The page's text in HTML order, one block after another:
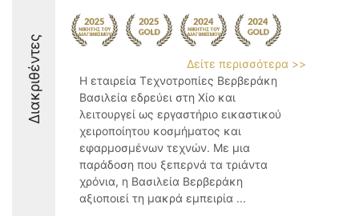
Διακριθέντες
Δείτε περισσότερα >>
Η εταιρεία Τεχνοτροπίες Βερβεράκη
Βασιλεία εδρεύει στη Χίο και
λειτουργεί ως εργαστήριο εικαστικού
χειροποίητου κοσμήματος και
εφαρμοσμένων τεχνών. Με μια
παράδοση που ξεπερνά τα τριάντα
χρόνια, η Βασιλεία Βερβεράκη
αξιοποιεί τη μακρά εμπειρία ...